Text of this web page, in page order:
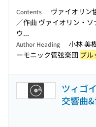
Contents ヴァイオリン
／作曲 ヴァイオリン・
ウ...
Author Heading
小林 美
ーモニック管弦楽団 ブル
ツィゴ
交響曲